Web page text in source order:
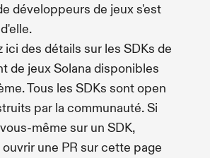
développeurs de jeux s'est
ici des détails sur les SDKs de
de jeux Solana disponibles
Tous les SDKs sont open
par la communauté. Si
même sur un SDK,
une PR sur cette page